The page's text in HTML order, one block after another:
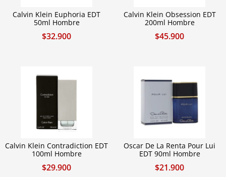
Calvin Klein Euphoria EDT
50ml Hombre
$32.900
Calvin Klein Obsession EDT
200ml Hombre
$45.900
Calvin Klein Contradiction EDT
100ml Hombre
$29.900
Oscar De La Renta Pour Lui
EDT 90ml Hombre
$21.900